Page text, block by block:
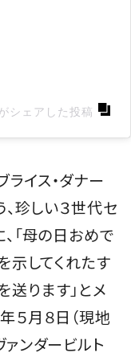
シェアした投稿
イス・ダナー
、珍しい３世代セ
「母の日おめで
示してくれたす
ります」とメ
５月８日（現地
ァンダービルト